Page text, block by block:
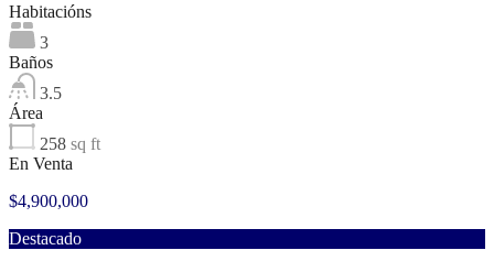
Habitacións
3
Baños
3.5
Área
258 sq ft
En Venta
$4,900,000
Destacado